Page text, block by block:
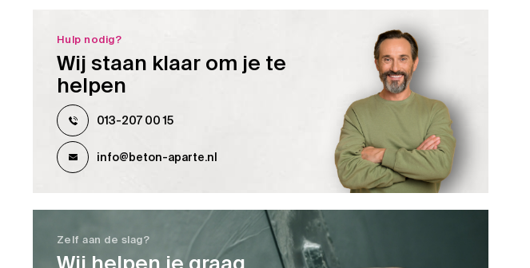
Hulp nodig?
Wij staan klaar om je te
helpen
013-207 00 15
info@beton-aparte.nl
Zelf aan de slag?